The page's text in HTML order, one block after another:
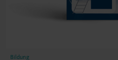
Bildung